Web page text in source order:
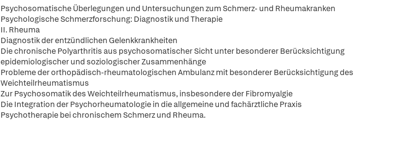
Psychosomatische Überlegungen und Untersuchungen zum Schmerz- und Rheumakranken
Psychologische Schmerzforschung: Diagnostik und Therapie
II. Rheuma
Diagnostik der entzündlichen Gelenkkrankheiten
Die chronische Polyarthritis aus psychosomatischer Sicht unter besonderer Berücksichtigung
epidemiologischer und soziologischer Zusammenhänge
Probleme der orthopädisch-rheumatologischen Ambulanz mit besonderer Berücksichtigung des
Weichteilrheumatismus
Zur Psychosomatik des Weichteilrheumatismus, insbesondere der Fibromyalgie
Die Integration der Psychorheumatologie in die allgemeine und fachärztliche Praxis
Psychotherapie bei chronischem Schmerz und Rheuma.